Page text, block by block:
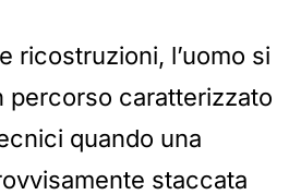
ricostruzioni, l’uomo si
percorso caratterizzato
quando una
staccata